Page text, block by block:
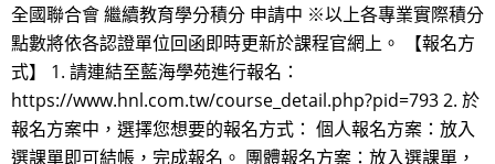
全國聯合會 繼續教育學分積分 申請中 ※以上各專業實際積分
點數將依各認證單位回函即時更新於課程官網上。 【報名方
式】 1. 請連結至藍海學苑進行報名：
https://www.hnl.com.tw/course_detail.php?pid=793 2. 於
報名方案中，選擇您想要的報名方式： 個人報名方案：放入
選課單即可結帳，完成報名。 團體報名方案：放入選課單，